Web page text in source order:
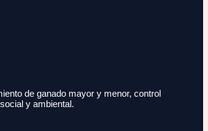
de ganado mayor y menor, control
y ambiental.